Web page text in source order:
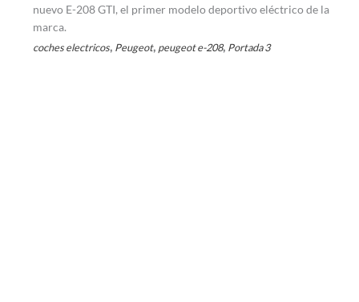
nuevo E-208 GTI, el primer modelo deportivo eléctrico de la
marca.
coches electricos, Peugeot, peugeot e-208, Portada 3